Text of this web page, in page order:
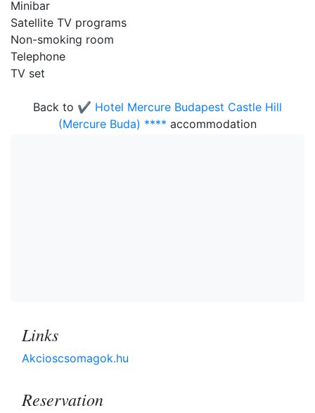
Minibar
Satellite TV programs
Non-smoking room
Telephone
TV set
Back to ✔️ Hotel Mercure Budapest Castle Hill
(Mercure Buda) **** accommodation
Links
Akcioscsomagok.hu
Reservation